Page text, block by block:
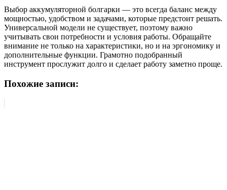
Выбор аккумуляторной болгарки — это всегда баланс между
мощностью, удобством и задачами, которые предстоит решать.
Универсальной модели не существует, поэтому важно
учитывать свои потребности и условия работы. Обращайте
внимание не только на характеристики, но и на эргономику и
дополнительные функции. Грамотно подобранный
инструмент прослужит долго и сделает работу заметно проще.
Похожие записи: